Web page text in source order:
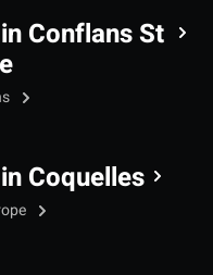
Conflans St
Coquelles